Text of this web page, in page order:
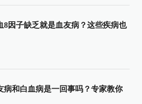
8因子缺乏就是血友病？这些疾病也
病和白血病是一回事吗？专家教你